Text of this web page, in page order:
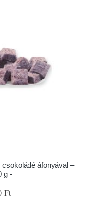
csokoládé áfonyával –
g -
Ft